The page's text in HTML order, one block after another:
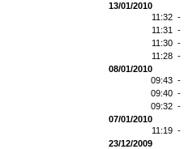
13/01/2010
11:32 -
11:31 -
11:30 -
11:28 -
08/01/2010
09:43 -
09:40 -
09:32 -
07/01/2010
11:19 -
23/12/2009